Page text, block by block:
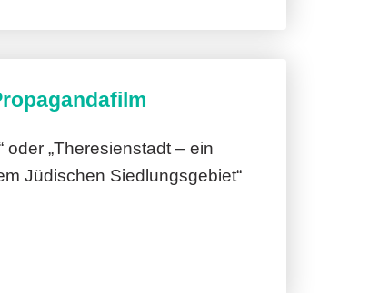
oder „Theresienstadt – ein
Jüdischen Siedlungsgebiet“